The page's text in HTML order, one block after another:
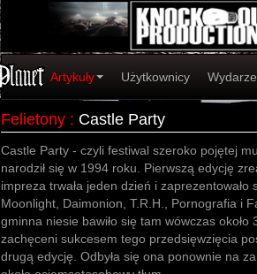
Artykuły Użytkownicy
Felietony : Castle Party
Castle Party - czyli festiwal szeroko pojętej
narodził się w 1994 roku. Pierwszą edycję
impreza trwała jeden dzień i zaprezentowało
Moonlight, Daimonion, T.R.H., Pornografia i
gminna niesie bawiło się tam wówczas
zachęceni sukcesem tego przedsięwzięcia
drugą edycję. Odbyła się ona ponownie na